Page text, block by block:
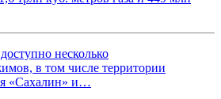
несколько
в том числе территории
«Сахалин» и…